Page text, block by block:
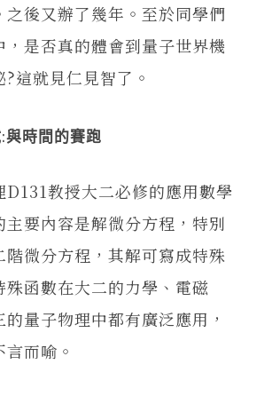
之後又辦了幾年。至於同學們
，是否真的體會到量子世界機
這就見仁見智了。
與時間的賽跑
教授大二必修的應用數學
主要內容是解微分方程，特別
階微分方程，其解可寫成特殊
殊函數在大二的力學、電磁
量子物理中都有廣泛應用，
而喻。